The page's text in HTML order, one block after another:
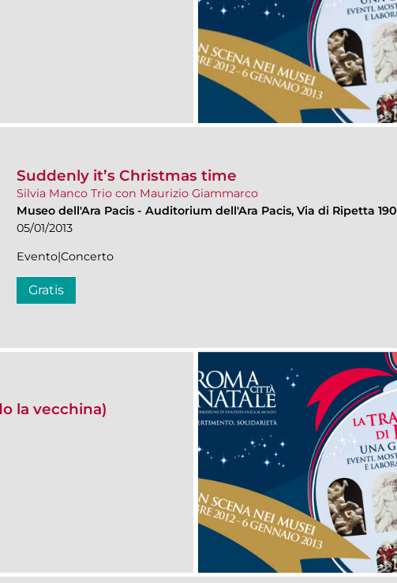
Suddenly it’s Christmas time
Silvia Manco Trio con Maurizio Giammarco
Museo dell'Ara Pacis - Auditorium dell'Ara Pacis, Via di Ripetta 190
05/01/2013
Evento|Concerto
Gratis
la vecchina)